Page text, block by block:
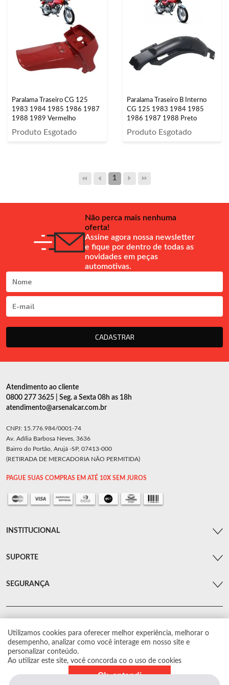
Paralama Traseiro CG 125
1983 1984 1985 1986 1987
1988 1989 Vermelho
Produto Esgotado
Paralama Traseiro B Interno
CG 125 1983 1984 1985
1986 1987 1988 Preto
Produto Esgotado
1
Não perca mais nenhuma
oferta!
Assine agora nossa newsletter
e fique por dentro de todas as
novidades em peças
automotivas.
CADASTRAR
Utilizamos cookies para oferecer melhor experiência, melhorar o
desempenho, analizar como você interage em nosso site e
personalizar conteúdo.
Ao utilizar este site, você concorda co o uso de cookies
Ok, entendi
Atendimento ao cliente
0800 277 3625 | Seg. a Sexta 08h as 18h
atendimento@arsenalcar.com.br
CNPJ: 15.776.984/0001-74
Av. Adília Barbosa Neves, 3636
Bairro do Portão, Arujá -SP, 07413-000
(RETIRADA DE MERCADORIA NÃO PERMITIDA)
PAGUE SUAS COMPRAS EM ATÉ 10X SEM JUROS
INSTITUCIONAL
SUPORTE
SEGURANÇA
© Arsenal Car. Todos os direitos reservados.
Proibida reprodução total ou parcial. Preços e estoque sujeito a alterações sem
aviso prévio.